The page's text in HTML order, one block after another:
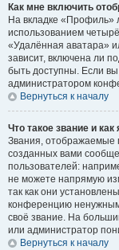
Как мне включить
На вкладке «Профиль»
использованием
«Удалённая аватара»
зависит, включена ли
быть доступны. Если
администратором
Вернуться к началу
Что такое звание и
Звания, отображаемые
созданных вами
пользователей:
не можете напрямую
так как они
конференцию
своё звание. На
или администратор
Вернуться к началу